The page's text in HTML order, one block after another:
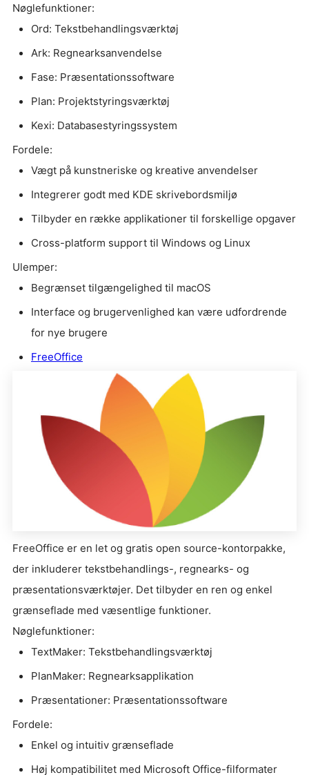
Nøglefunktioner:
Ord: Tekstbehandlingsværktøj
Ark: Regnearksanvendelse
Fase: Præsentationssoftware
Plan: Projektstyringsværktøj
Kexi: Databasestyringssystem
Fordele:
Vægt på kunstneriske og kreative anvendelser
Integrerer godt med KDE skrivebordsmiljø
Tilbyder en række applikationer til forskellige opgaver
Cross-platform support til Windows og Linux
Ulemper:
Begrænset tilgængelighed til macOS
Interface og brugervenlighed kan være udfordrende
for nye brugere
FreeOffice
FreeOffice er en let og gratis open source-kontorpakke,
der inkluderer tekstbehandlings-, regnearks- og
præsentationsværktøjer. Det tilbyder en ren og enkel
grænseflade med væsentlige funktioner.
Nøglefunktioner:
TextMaker: Tekstbehandlingsværktøj
PlanMaker: Regnearksapplikation
Præsentationer: Præsentationssoftware
Fordele:
Enkel og intuitiv grænseflade
Høj kompatibilitet med Microsoft Office-filformater